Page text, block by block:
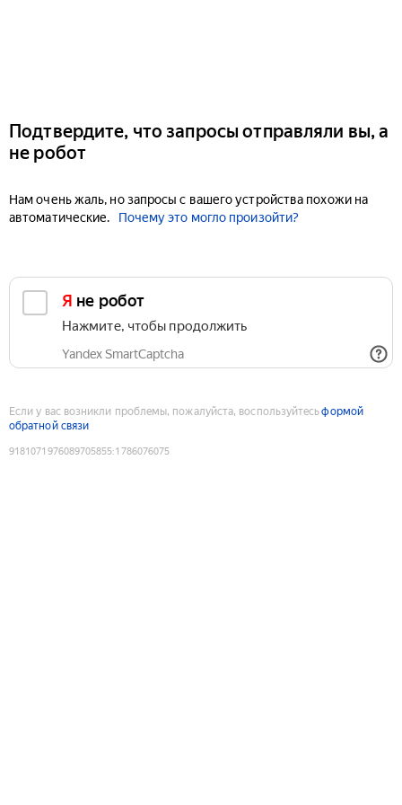
Подтвердите, что запросы отправляли вы, а
не робот
Нам очень жаль, но запросы с вашего устройства похожи на
автоматические.
Почему это могло произойти?
Я не робот
Нажмите, чтобы продолжить
Yandex SmartCaptcha
Если у вас возникли проблемы, пожалуйста, воспользуйтесьформой
обратной связи
9181071976089705855:1786076075